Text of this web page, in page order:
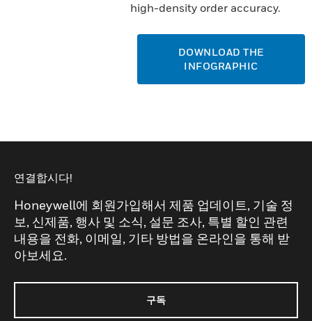
high-density order accuracy.
DOWNLOAD THE
INFOGRAPHIC
연결합시다!
Honeywell에 회원가입해서 제품 업데이트, 기술 정
보, 신제품, 행사 및 소식, 설문 조사, 특별 할인 관련
내용을 전화, 이메일, 기타 방법을 온라인을 통해 받
아보세요.
구독